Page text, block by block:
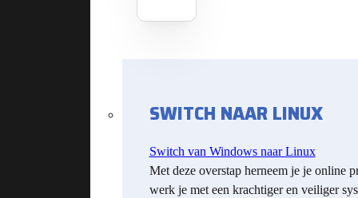
SWITCH NAAR LINUX
Switch van Windows naar Linux
Met deze overstap herneem je je online
werk je met een krachtiger en veiliger